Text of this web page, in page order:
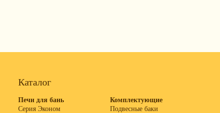
Каталог
Печи для бань
Серия Эконом
Комплектующие
Подвесные баки